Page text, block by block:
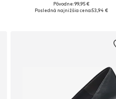
Dostupné veľkosti: 36, 37, 38, 39, 40
Pôvodne: 99,95 €
Posledná najnižšia cena:53,94 €